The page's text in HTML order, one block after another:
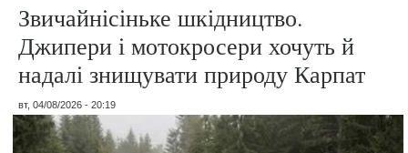
Звичайнісіньке шкідництво.
Джипери і мотокросери хочуть й
надалі знищувати природу Карпат
вт, 04/08/2026 - 20:19